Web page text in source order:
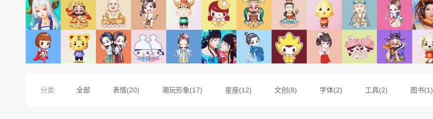
分类: 全部 表情(20) 潮玩形象(17) 星座(12) 文创(8) 字体(2) 工具(2) 图书(1)